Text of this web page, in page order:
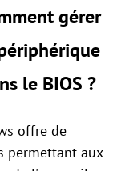
gérer
le BIOS ?
offre de
permettant aux